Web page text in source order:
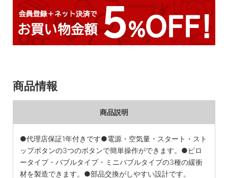
商品情報
商品説明
●代理店保証1年付きです●電源・空気量・スタート・スト
ップボタンの3つのボタンで簡単操作ができます。●ピロ
ータイプ・バブルタイプ・ミニバブルタイプの3種の緩衝
材を製造できます。●部品交換がしやすい設計です。